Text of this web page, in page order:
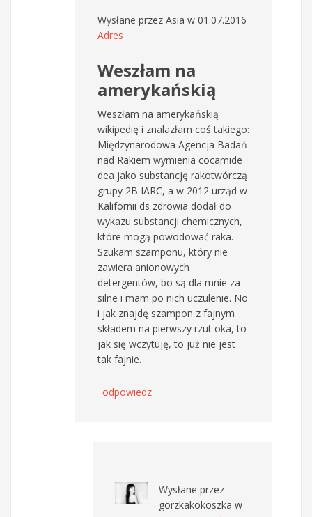
Wysłane przez Asia w 01.07.2016
Adres
Weszłam na
amerykańskią
Weszłam na amerykańskią
wikipedię i znalazłam coś takiego:
Międzynarodowa Agencja Badań
nad Rakiem wymienia cocamide
dea jako substancję rakotwórczą
grupy 2B IARC, a w 2012 urząd w
Kalifornii ds zdrowia dodał do
wykazu substancji chemicznych,
które mogą powodować raka.
Szukam szamponu, który nie
zawiera anionowych
detergentów, bo są dla mnie za
silne i mam po nich uczulenie. No
i jak znajdę szampon z fajnym
składem na pierwszy rzut oka, to
jak się wczytuję, to już nie jest
tak fajnie.
odpowiedz
Wysłane przez
gorzkakokoszka w